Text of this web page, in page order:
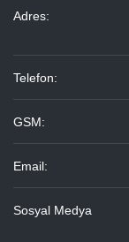
Adres:
Telefon:
GSM:
Email:
Sosyal Medya